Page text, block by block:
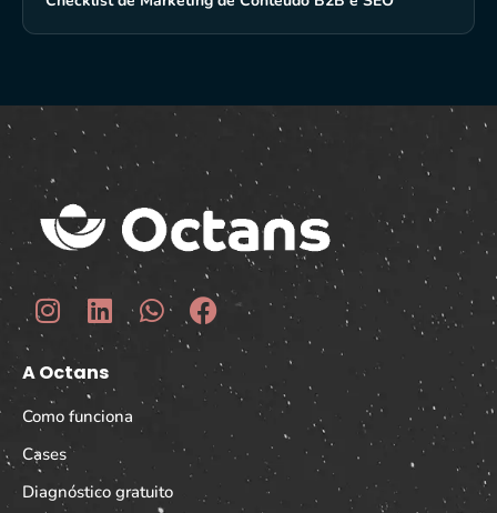
A Octans
Como funciona
Cases
Diagnóstico gratuito